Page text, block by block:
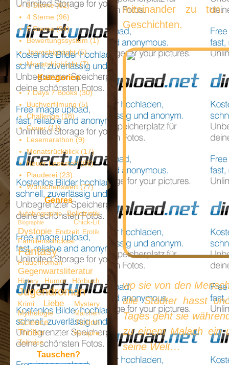
miteinander zu
Geschichten.
wo sie von den
alle Städter hasst
Tages geht sie
zu einem Malach ein
seine Welt…
3 Sterne (61)
4 Sterne (96)
5 Sterne (94)
Bewertungssystem (1)
Jahreshighlight (5)
Monatshighlight (7)
Kategorien
7 Days 7 Books (30)
Buchverfilmung (5)
Challenge (18)
Cover (11)
Lesemarathon (9)
Monatsrückblick (17)
Neuer Lesestoff (68)
Plauderei (23)
Wünschenswert (77)
Genres
Autobiographie Belletristik
Biographie Chick-Lit
Dystopie Endzeit Erotik
Familienschicksal
Fantasy
Frauenroman
Gegenwartsliteratur
History Humor Hörbuch
Jugendroman
Krimi Liebe
Mystery
Mythologie
Märchen
Science fiction
Thriller
Vampire
Zeitreise
Tauschen?